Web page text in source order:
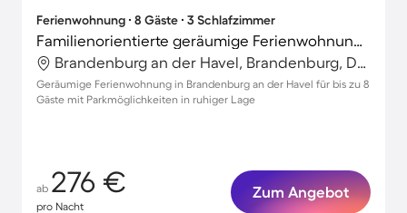
Ferienwohnung ∙ 8 Gäste ∙ 3 Schlafzimmer
Familienorientierte geräumige Ferienwohnung mit Grill
Brandenburg an der Havel, Brandenburg, Deutschland
Geräumige Ferienwohnung in Brandenburg an der Havel für bis zu 8
Gäste mit Parkmöglichkeiten in ruhiger Lage
ab 276 €
pro Nacht
Zum Angebot